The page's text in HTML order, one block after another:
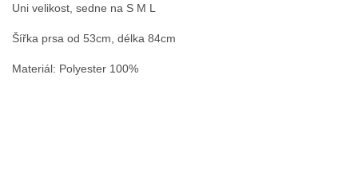
Uni velikost, sedne na S M L
Šířka prsa od 53cm, délka 84cm
Materiál: Polyester 100%